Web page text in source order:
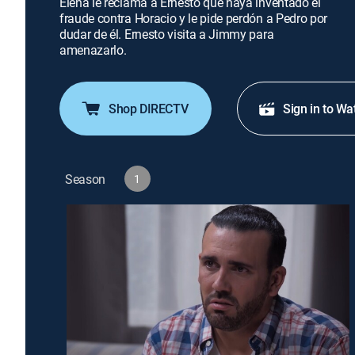
fraude contra Horacio y le pide perdón a Pedro por
dudar de él. Ernesto visita a Jimmy para
amenazarlo.
Shop DIRECTV Sign in to
Season 1